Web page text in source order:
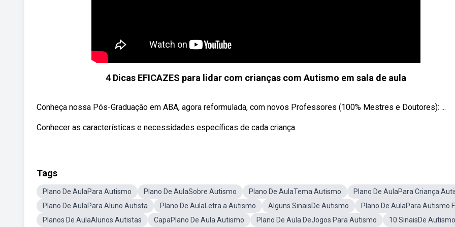
4 Dicas EFICAZES para lidar com crianças com Autismo em sala de aula
Conheça nossa Pós-Graduação em ABA, agora reformulada, com novos Professores (100% Mestres e Doutores): ...
Conhecer as características e necessidades específicas de cada criança.
Tags
Plano De AulaPara Autismo Plano De AulaSobre Autismo Plano De AulaTema Autismo
Plano De AulaPara Criança
Plano De AulaPara Aluno Autista
Plano De AulaLetra a Autismo Alguns SinaisDe Autismo
Plano De AulaPara Autismo
Planos De AulaAlunos Autistas
CapaPlano De Aula Autismo Plano De Aula DeJogos Para Autismo 10 SinaisDe Autismo